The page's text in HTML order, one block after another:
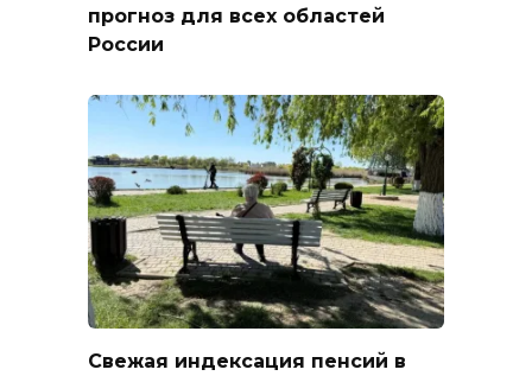
прогноз для всех областей
России
Свежая индексация пенсий в